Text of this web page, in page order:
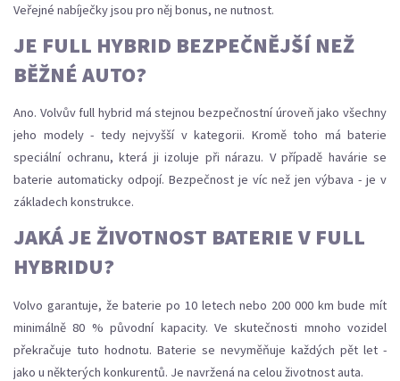
Veřejné nabíječky jsou pro něj bonus, ne nutnost.
JE FULL HYBRID BEZPEČNĚJŠÍ NEŽ
BĚŽNÉ AUTO?
Ano. Volvův full hybrid má stejnou bezpečnostní úroveň jako všechny
jeho modely - tedy nejvyšší v kategorii. Kromě toho má baterie
speciální ochranu, která ji izoluje při nárazu. V případě havárie se
baterie automaticky odpojí. Bezpečnost je víc než jen výbava - je v
základech konstrukce.
JAKÁ JE ŽIVOTNOST BATERIE V FULL
HYBRIDU?
Volvo garantuje, že baterie po 10 letech nebo 200 000 km bude mít
minimálně 80 % původní kapacity. Ve skutečnosti mnoho vozidel
překračuje tuto hodnotu. Baterie se nevyměňuje každých pět let -
jako u některých konkurentů. Je navržená na celou životnost auta.